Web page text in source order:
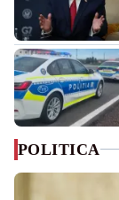
POLITICA